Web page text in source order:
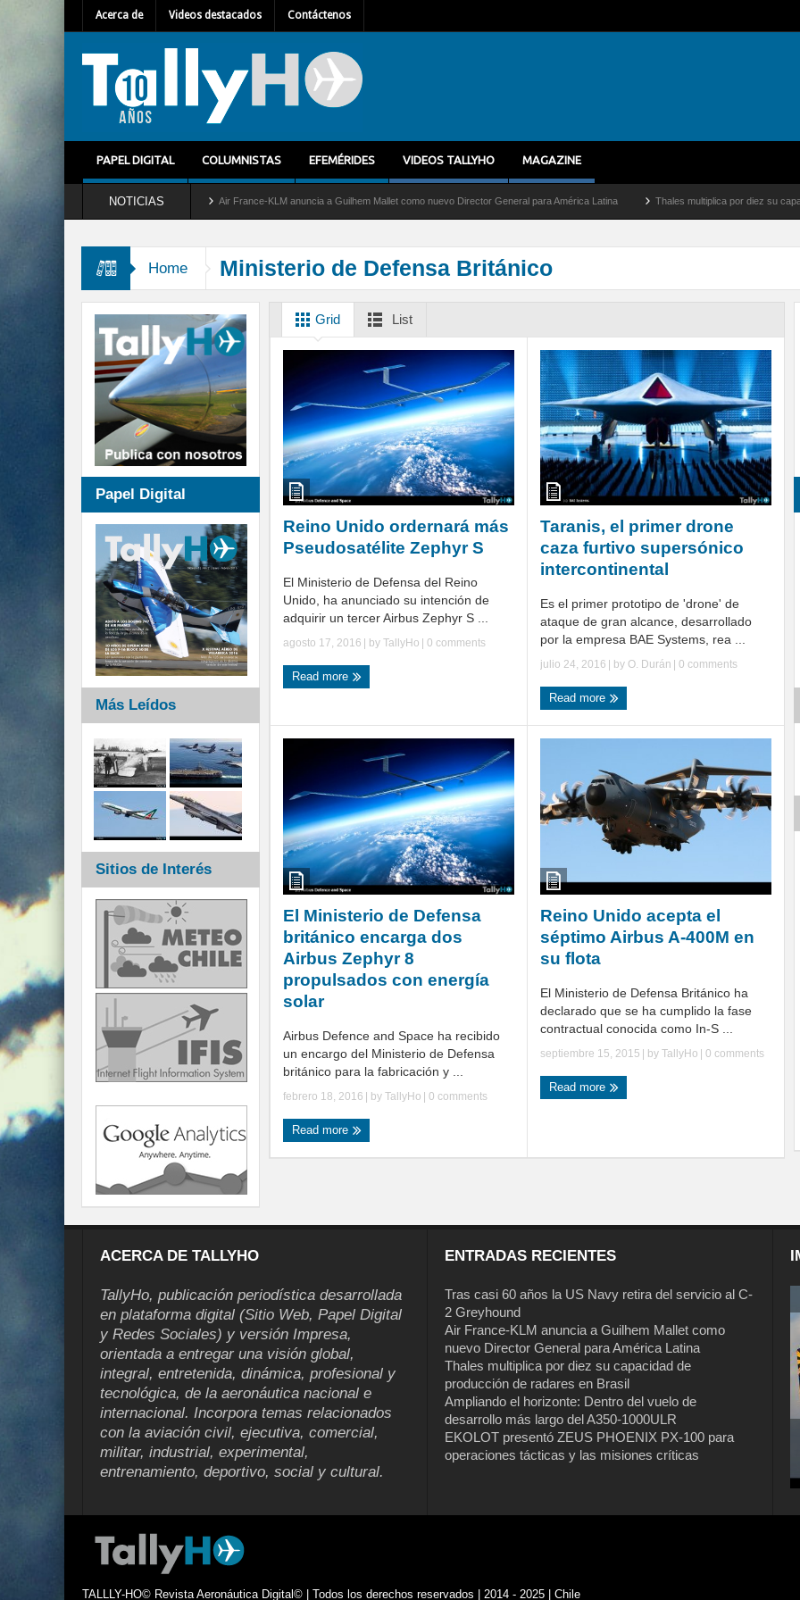
Acerca de Videos destacados Contáctenos
PAPEL DIGITAL COLUMNISTAS EFEMÉRIDES VIDEOS TALLYHO MAGAZINE
NOTICIAS
del servicio al C-2 Greyhound Air France-KLM anuncia a Guilhem Mallet como nuevo Director General para América Latina Thales multiplica por diez su capacidad de
Home Ministerio de Defensa Británico
Grid List
Reino Unido ordernará más
Pseudosatélite Zephyr S
El Ministerio de Defensa del Reino
Unido, ha anunciado su intención de
adquirir un tercer Airbus Zephyr S ...
agosto 17, 2016 | by TallyHo 0 comments
Read more
Taranis, el primer drone
caza furtivo supersónico
intercontinental
Es el primer prototipo de 'drone' de
ataque de gran alcance, desarrollado
por la empresa BAE Systems, rea ...
julio 24, 2016 | by O. Durán 0 comments
Read more
El Ministerio de Defensa
británico encarga dos
Airbus Zephyr 8
propulsados con energía
solar
Airbus Defence and Space ha recibido
un encargo del Ministerio de Defensa
británico para la fabricación y ...
febrero 18, 2016 | by TallyHo | 0 comments
Read more
Reino Unido acepta el
séptimo Airbus A-400M en
su flota
El Ministerio de Defensa Británico ha
declarado que se ha cumplido la fase
contractual conocida como In-S ...
septiembre 15, 2015 | by TallyHo | 0 comments
Read more
Papel Digital
Más Leídos
Sitios de Interés
ACERCA DE TALLYHO
TallyHo, publicación periodística desarrollada
en plataforma digital (Sitio Web, Papel Digital
y Redes Sociales) y versión Impresa,
orientada a entregar una visión global,
integral, entretenida, dinámica, profesional y
tecnológica, de la aeronáutica nacional e
internacional. Incorpora temas relacionados
con la aviación civil, ejecutiva, comercial,
militar, industrial, experimental,
entrenamiento, deportivo, social y cultural.
ENTRADAS RECIENTES
Tras casi 60 años la US Navy retira del servicio al C-
2 Greyhound
Air France-KLM anuncia a Guilhem Mallet como
nuevo Director General para América Latina
Thales multiplica por diez su capacidad de
producción de radares en Brasil
Ampliando el horizonte: Dentro del vuelo de
desarrollo más largo del A350-1000ULR
EKOLOT presentó ZEUS PHOENIX PX-100 para
operaciones tácticas y las misiones críticas
Tras casi 60 años la US Navy retira del
servicio al C-2 Greyhound
TALLLY-HO© Revista Aeronáutica Digital© | Todos los derechos reservados | 2014 - 2025 | Chile